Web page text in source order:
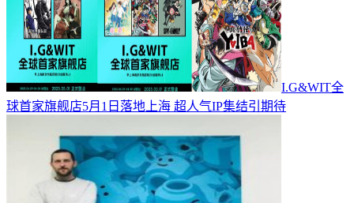
I.G&WIT全
球首家旗舰店5月1日落地上海 超人气IP集结引期待